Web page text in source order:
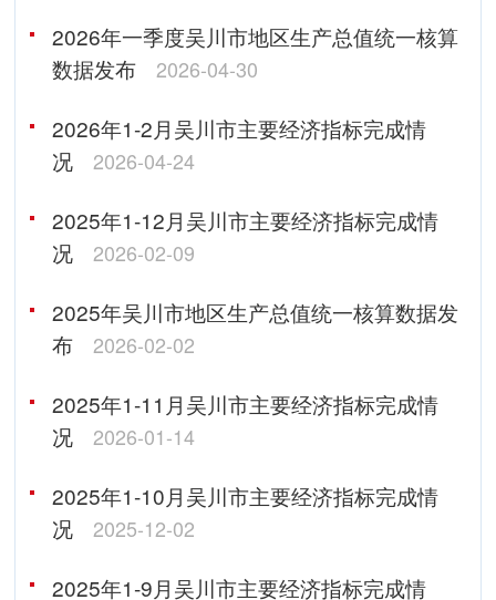
2026年一季度吴川市地区生产总值统一核算
数据发布
2026-04-30
2026年1-2月吴川市主要经济指标完成情
况
2026-04-24
2025年1-12月吴川市主要经济指标完成情
况
2026-02-09
2025年吴川市地区生产总值统一核算数据发
布
2026-02-02
2025年1-11月吴川市主要经济指标完成情
况
2026-01-14
2025年1-10月吴川市主要经济指标完成情
况
2025-12-02
2025年1-9月吴川市主要经济指标完成情